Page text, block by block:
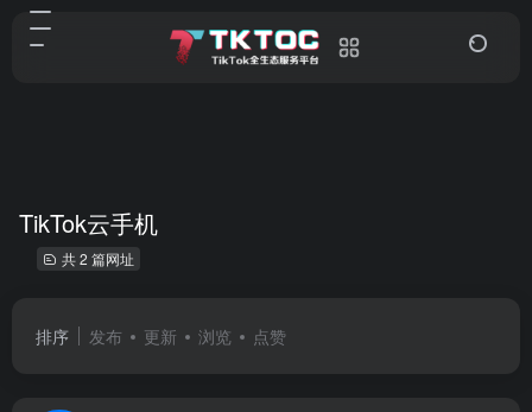
TikTok云手机
共 2 篇网址
排序 发布 更新 浏览 点赞